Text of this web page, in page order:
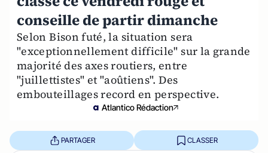
conseille de partir dimanche
Selon Bison futé, la situation sera
"exceptionnellement difficile" sur la grande
majorité des axes routiers, entre
"juillettistes" et "aoûtiens". Des
embouteillages record en perspective.
Atlantico Rédaction
PARTAGER CLASSER